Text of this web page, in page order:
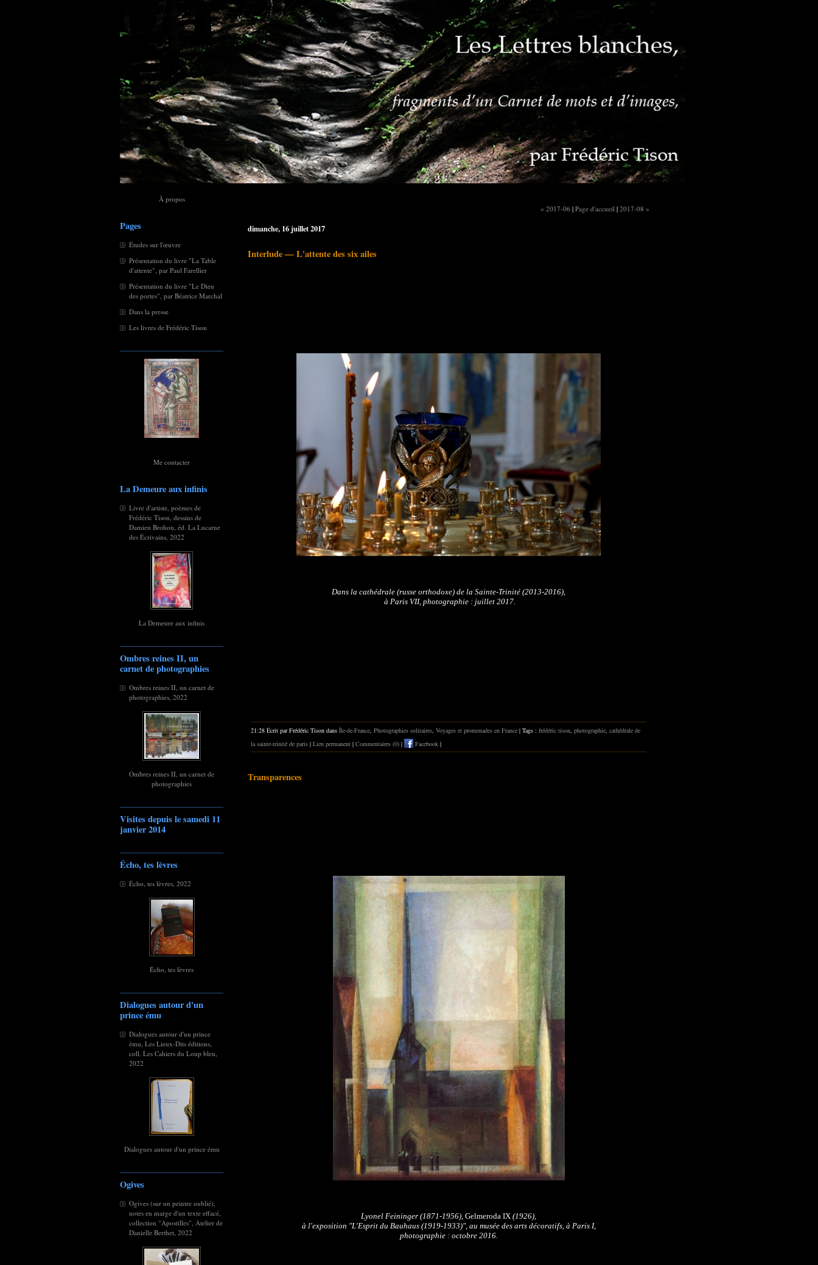
À propos
Pages
Études sur l'œuvre
Présentation du livre "La Table
d'attente", par Paul Farellier
Présentation du livre "Le Dieu
des portes", par Béatrice Marchal
Dans la presse
Les livres de Frédéric Tison
Me contacter
La Demeure aux infinis
Livre d'artiste, poèmes de
Frédéric Tison, dessins de
Damien Brohon, éd. La Lucarne
des Écrivains, 2022
La Demeure aux infinis
Ombres reines II, un
carnet de photographies
Ombres reines II, un carnet de
photographies, 2022
Ombres reines II, un carnet de
photographies
Visites depuis le samedi 11
janvier 2014
Écho, tes lèvres
Écho, tes lèvres, 2022
Écho, tes lèvres
Dialogues autour d'un
prince ému
Dialogues autour d'un prince
ému, Les Lieux-Dits éditions,
coll. Les Cahiers du Loup bleu,
2022
Dialogues autour d'un prince ému
Ogives
Ogives (sur un peintre oublié),
notes en marge d'un texte effacé,
collection "Apostilles", Atelier de
Danielle Berthet, 2022
« 2017-06 | Page d'accueil | 2017-08 »
dimanche, 16 juillet 2017
Interlude — L'attente des six ailes
Dans la cathédrale (russe orthodoxe) de la Sainte-Trinité (2013-2016),
à Paris VII, photographie : juillet 2017.
21:28 Écrit par Frédéric Tison dans Île-de-France Photographies solitaires Voyages et promenades en France | Tags : frédéric tison photographie cathédrale de
la sainte-trinité de paris | Lien permanent | Commentaires (0) | Facebook |
Transparences
Lyonel Feininger (1871-1956), Gelmeroda IX (1926),
à l'exposition "L'Esprit du Bauhaus (1919-1933)", au musée des arts décoratifs, à Paris I,
photographie : octobre 2016.